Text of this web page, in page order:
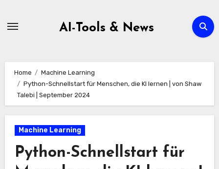
AI-Tools & News
Home
Machine Learning
Python-Schnellstart für Menschen, die KI lernen | von Shaw
Talebi | September 2024
Machine Learning
Python-Schnellstart für